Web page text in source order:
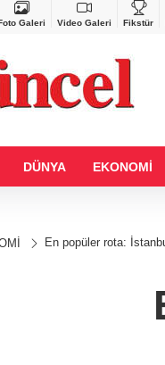
Galeri Video Galeri Fikstür
BGN
27,9743
%-0,22
DÜNYA EKONOMİ
En popüler rota: